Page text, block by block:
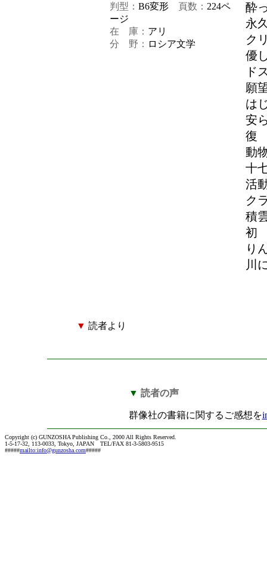
判型： B6変形 頁数： 224ペ
ージ
在 庫： アリ
分 野： ロシア文学
酔
永
ク
優
ド
願
は
安
復
動
十
活
ク
積
初
り
川
▼ 読者より
▼ 読者の声
群像社の書籍に関するご感想を
Copyright (c) GUNZOSHA Publishing Co., 2000 All Rights Reserved.
1-5-17-32, 113-0033, Tokyo, JAPAN TEL/FAX 81-3-5803-9515
#####mailto:info@gunzosha.com#####